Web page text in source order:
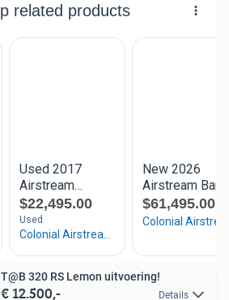
T@B 320 RS Lemon uitvoering!
€ 12.500,- Details